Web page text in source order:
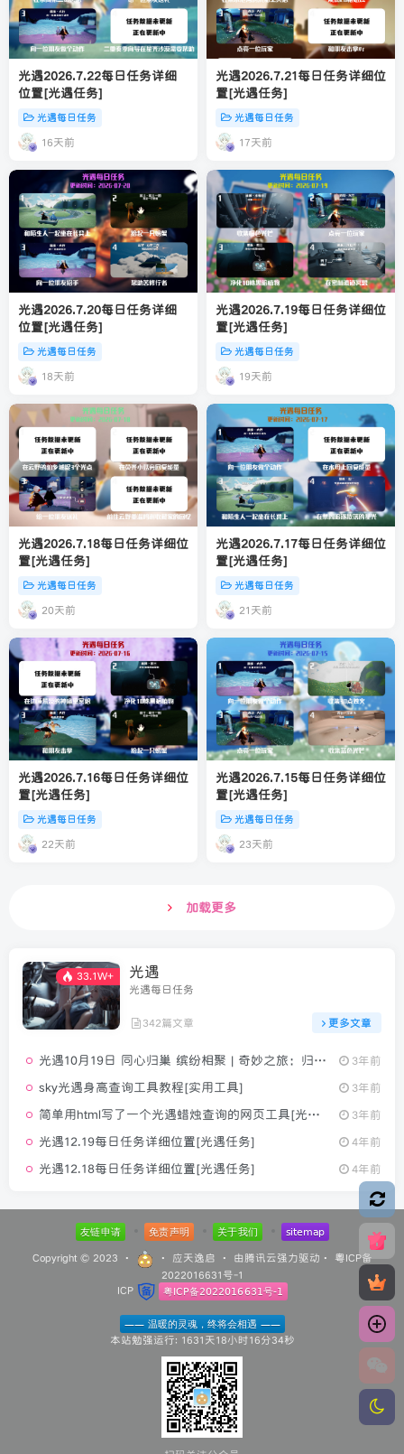
光遇2026.7.22每日任务详细
位置[光遇任务]
光遇每日任务
16天前
光遇2026.7.21每日任务详细位
置[光遇任务]
光遇每日任务
17天前
光遇2026.7.20每日任务详细
位置[光遇任务]
光遇每日任务
18天前
光遇2026.7.19每日任务详细位
置[光遇任务]
光遇每日任务
19天前
光遇2026.7.18每日任务详细位
置[光遇任务]
光遇每日任务
20天前
光遇2026.7.17每日任务详细位
置[光遇任务]
光遇每日任务
21天前
光遇2026.7.16每日任务详细位
置[光遇任务]
光遇每日任务
22天前
光遇2026.7.15每日任务详细位
置[光遇任务]
光遇每日任务
23天前
加载更多
33.1W+ 光遇
光遇每日任务
342篇文章 更多文章
光遇10月19日 同心归巢 缤纷相聚 | 奇妙之旅：归巢季更新内容公告 3年前
sky光遇身高查询工具教程[实用工具] 3年前
简单用html写了一个光遇蜡烛查询的网页工具[光遇工具] 3年前
光遇12.19每日任务详细位置[光遇任务] 4年前
光遇12.18每日任务详细位置[光遇任务] 4年前
Copyright © 2023 · · 应天逸启 · 由 腾讯云强力驱动· 粤ICP备
2022016631号-1
ICP
本站勉强运行: 1631天18小时16分34秒